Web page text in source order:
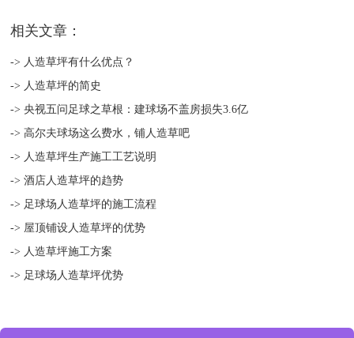
相关文章：
-> 人造草坪有什么优点？
-> 人造草坪的简史
-> 央视五问足球之草根：建球场不盖房损失3.6亿
-> 高尔夫球场这么费水，铺人造草吧
-> 人造草坪生产施工工艺说明
-> 酒店人造草坪的趋势
-> 足球场人造草坪的施工流程
-> 屋顶铺设人造草坪的优势
-> 人造草坪施工方案
-> 足球场人造草坪优势